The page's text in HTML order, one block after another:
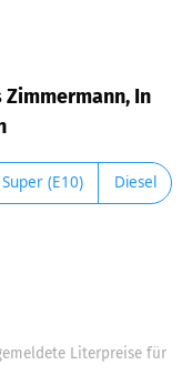
In
Super (E10) Diesel
Literpreise für